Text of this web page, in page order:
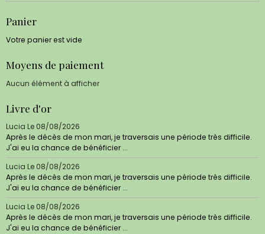
Panier
Votre panier est vide
Moyens de paiement
Aucun élément à afficher
Livre d'or
Lucia Le 08/08/2026
Après le décès de mon mari, je traversais une période très difficile.
J'ai eu la chance de bénéficier ...
Lucia Le 08/08/2026
Après le décès de mon mari, je traversais une période très difficile.
J'ai eu la chance de bénéficier ...
Lucia Le 08/08/2026
Après le décès de mon mari, je traversais une période très difficile.
J'ai eu la chance de bénéficier ...